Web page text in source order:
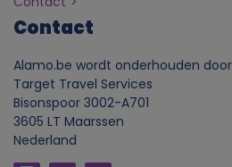
Contact
Alamo.be wordt onderhouden door
Target Travel Services
Bisonspoor 3002-A701
3605 LT Maarssen
Nederland
s
o
o